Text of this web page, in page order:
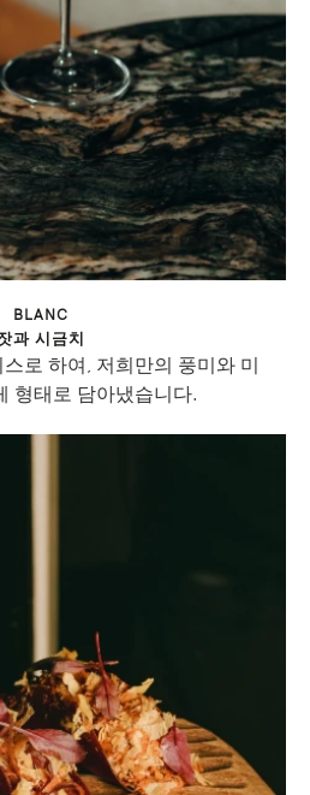
BLANC
과 시금치
로 하여, 저희만의 풍미와 미
형태로 담아냈습니다.